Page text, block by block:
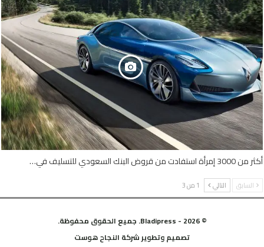
أكثر من 3000 إمرأة استفادت من قروض البنك السعودي للتسليف في…
السابق التالي 1 من 3
© 2026 - Bladipress. جميع الحقوق محفوظة.
تصميم وتطوير شركة النجاح هوست